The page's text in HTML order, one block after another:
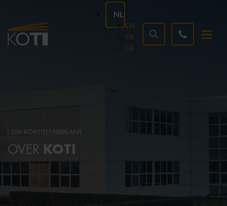
NL
EN
FR
DE
UW BORSTELFABRIKANT
OVER KOTI